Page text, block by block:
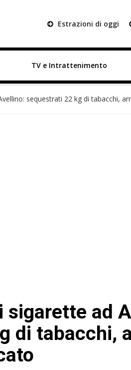
Estrazioni di oggi
TV e Intrattenimento
sequestrati 22 kg di tabacchi,
sigarette ad
di tabacchi,